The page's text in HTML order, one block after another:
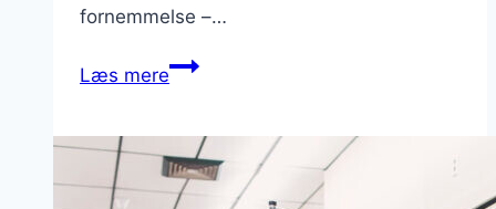
fornemmelse –…
Læs mereTrænger
til
fornyelse?